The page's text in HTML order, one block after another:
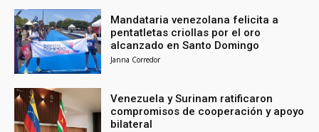
Mandataria venezolana felicita a
pentatletas criollas por el oro
alcanzado en Santo Domingo
Janna Corredor
Venezuela y Surinam ratificaron
compromisos de cooperación y apoyo
bilateral